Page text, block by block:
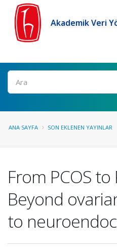
Akademik Veri
Ara
ANA SAYFA SON EKLENEN YAYINLAR
From PCOS to
Beyond
to